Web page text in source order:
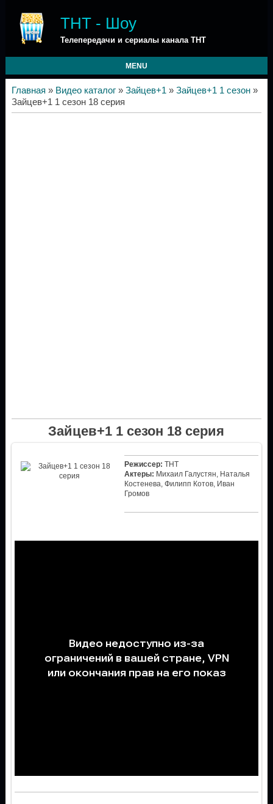
ТНТ - Шоу
Телепередачи и сериалы канала ТНТ
MENU
Главная » Видео каталог» Зайцев+1 » Зайцев+1 1 сезон»
Зайцев+1 1 сезон 18 серия
Зайцев+1 1 сезон 18 серия
Режиссер: ТНТ
Актеры: Михаил Галустян, Наталья
Костенева, Филипп Котов, Иван
Громов